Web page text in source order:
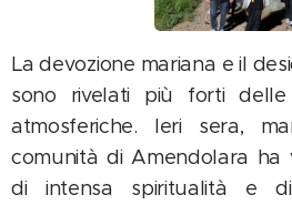
La devozione mariana e il
sono rivelati più forti
atmosferiche. Ieri sera,
comunità di Amendolara ha
di intensa spiritualità e